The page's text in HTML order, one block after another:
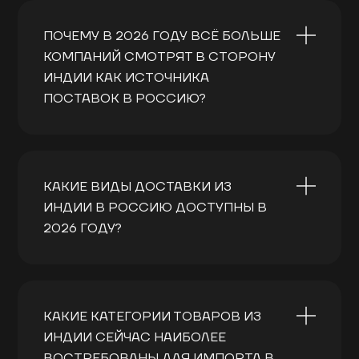
ПОЧЕМУ В 2026 ГОДУ ВСЁ БОЛЬШЕ
КОМПАНИЙ СМОТРЯТ В СТОРОНУ
ИНДИИ КАК ИСТОЧНИКА
ПОСТАВОК В РОССИЮ?
машиностроение. Себестоимость и
разнообразие ассортимента делают
страну интересной альтернативой
КАКИЕ ВИДЫ ДОСТАВКИ ИЗ
ИНДИИ В РОССИЮ ДОСТУПНЫ В
2026 ГОДУ?
третьи страны. Выбор зависит от
категории товара, объёмов и сроков.
КАКИЕ КАТЕГОРИИ ТОВАРОВ ИЗ
ИНДИИ СЕЙЧАС НАИБОЛЕЕ